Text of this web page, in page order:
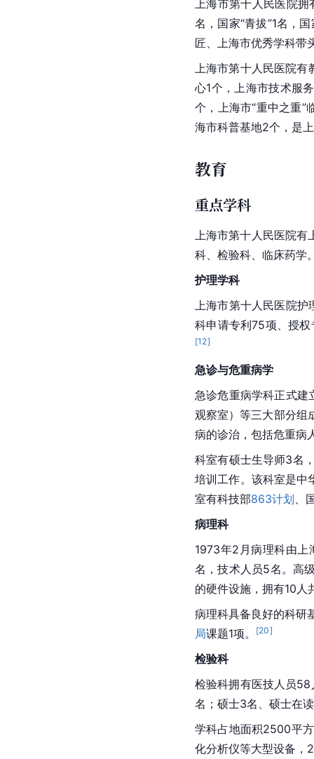
上海市第十人民医院
名，国家“青拔”1名，
匠、上海市优秀学科带
上海市第十人民医院
心1个，上海市技术服
个，上海市“重中之重”
海市科普基地2个，是
教育
重点学科
上海市第十人民医院有
科、 检验科 临床药学
护理学科
上海市第十人民医院
科申请专利75项、授
[12]
急诊与危重病学
急诊危重病学科正式
观察室）等三大部分组
病的诊治，包括危重病
科室有硕士生导师3名
培训工作。该科室是中
室有科技部863计划
病理科
1973年2月病理科由上
名，技术人员5名。高
的硬件设施，拥有10人
病理科具备良好的科研
局课题1项。 [20]
检验科
检验科拥有医技人员58
名；硕士3名、硕士在
学科占地面积2500平
化分析仪等大型设备，